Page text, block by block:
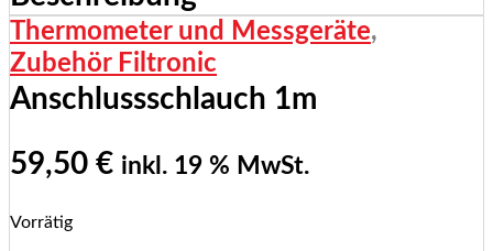
Thermometer und Messgeräte,
Zubehör Filtronic
Anschlussschlauch 1m
59,50 € inkl. 19 % MwSt.
Vorrätig